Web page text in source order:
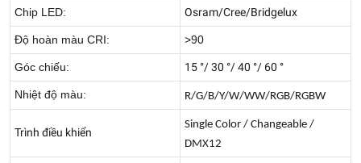
Chip LED: Osram/Cree/Bridgelux
Độ hoàn màu CRI: >90
Góc chiếu: 15 °/ 30 °/ 40 °/ 60 °
Nhiệt độ màu: R/G/B/Y/W/WW/RGB/RGBW
Trình điều khiển
Single Color / Changeable /
DMX12